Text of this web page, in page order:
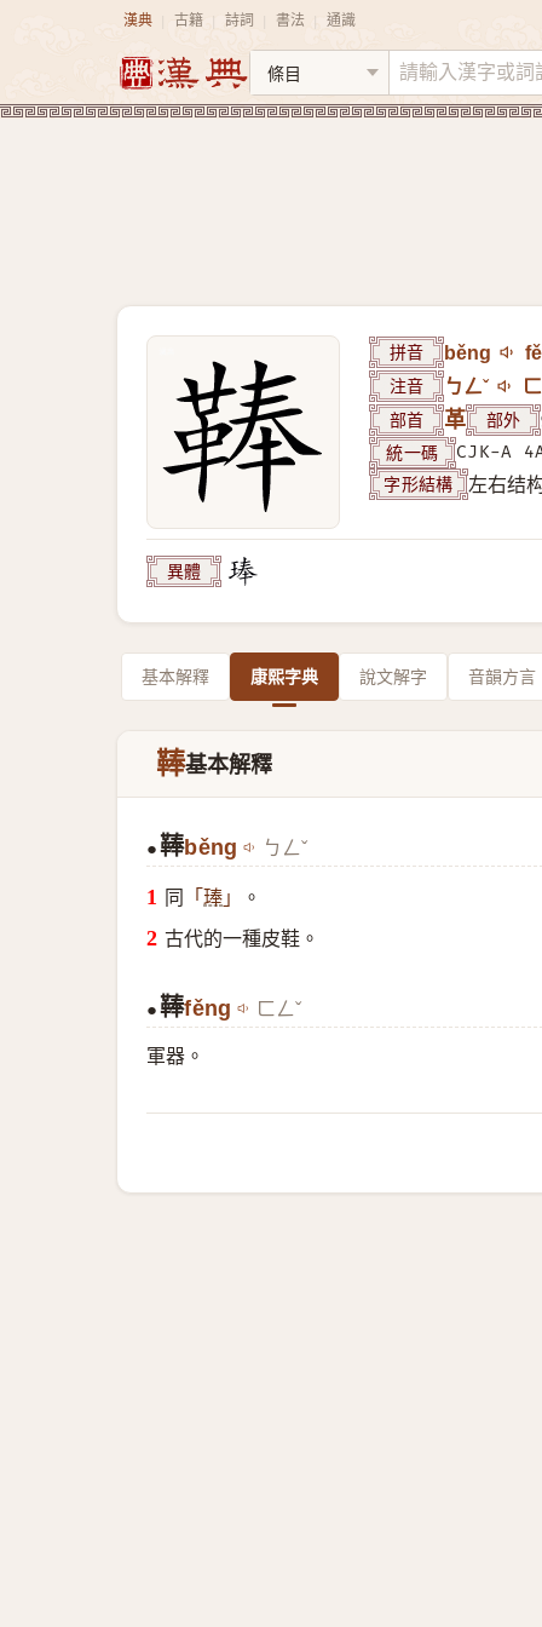
漢典 古籍 詩詞 書法 通識
拼音 běng
注音 ㄅㄥˇ
部首 革 部外
統一碼 CJK-A
字形結構 左右结
異體
基本解釋 康熙字典 說文解字 音韻方言
䩬基本解釋
● 䩬běng ㄅㄥˇ
同 「琫 」
。
古代的一種皮鞋。
● 䩬fěng ㄈㄥˇ
軍器。